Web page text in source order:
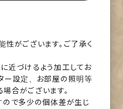
がございます。ご了承く
近づけるよう加工してお
ー設定、お部屋の照明等
合がございます。
ので多少の個体差が生じ